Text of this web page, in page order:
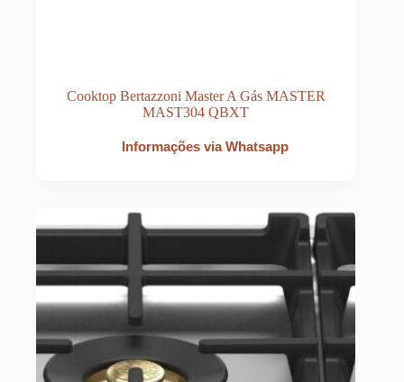
Cooktop Bertazzoni Master A Gás MASTER
MAST304 QBXT
Informações via Whatsapp